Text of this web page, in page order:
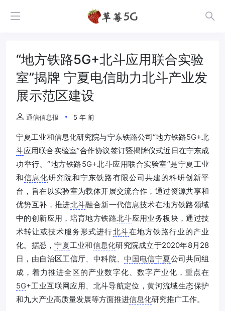
“地方铁路5G+北斗应用联合实验
室”揭牌 宁夏电信助力北斗产业发
展示范区建设
通信信息报 5 年 前
宁夏工业和信息化研究院与宁东铁路公司“地方铁路5G+北
斗应用联合实验室”合作协议签订暨揭牌仪式近日在宁东成
功举行。“地方铁路5G+北斗应用联合实验室”是宁夏工业
和信息化研究院和宁东铁路有限公司共建的科研创新平
台，旨在以实验室为载体开展交流合作，通过资源共享和
优势互补，推进北斗融合新一代信息技术在地方铁路领域
中的创新应用，培育地方铁路北斗应用业务板块，通过技
术转让或技术服务形式进行北斗在地方铁路行业的产业
化。据悉，宁夏工业和信息化研究院成立于2020年8月28
日，由自治区工信厅、中科院、中国电信宁夏公司共同组
成，着力推进全区的产业数字化、数字产业化，重点在
5G+工业互联网应用、北斗导航定位，黄河流域生态保护
和九大产业高质量发展等方面推进信息化研究推广工作。